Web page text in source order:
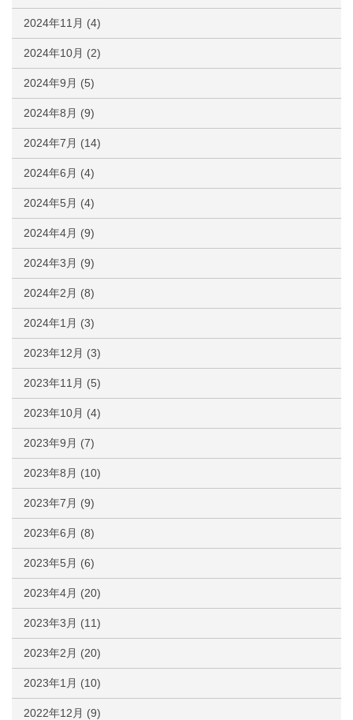
2024年11月 (4)
2024年10月 (2)
2024年9月 (5)
2024年8月 (9)
2024年7月 (14)
2024年6月 (4)
2024年5月 (4)
2024年4月 (9)
2024年3月 (9)
2024年2月 (8)
2024年1月 (3)
2023年12月 (3)
2023年11月 (5)
2023年10月 (4)
2023年9月 (7)
2023年8月 (10)
2023年7月 (9)
2023年6月 (8)
2023年5月 (6)
2023年4月 (20)
2023年3月 (11)
2023年2月 (20)
2023年1月 (10)
2022年12月 (9)